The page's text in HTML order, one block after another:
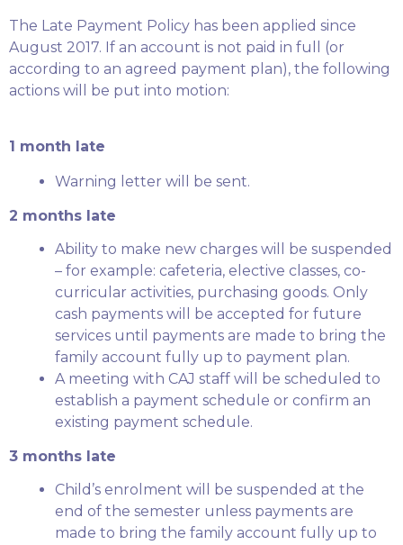
The Late Payment Policy has been applied since
August 2017. If an account is not paid in full (or
according to an agreed payment plan), the following
actions will be put into motion:
1 month late
Warning letter will be sent.
2 months late
Ability to make new charges will be suspended
– for example: cafeteria, elective classes, co-
curricular activities, purchasing goods. Only
cash payments will be accepted for future
services until payments are made to bring the
family account fully up to payment plan.
A meeting with CAJ staff will be scheduled to
establish a payment schedule or confirm an
existing payment schedule.
3 months late
Child’s enrolment will be suspended at the
end of the semester unless payments are
made to bring the family account fully up to